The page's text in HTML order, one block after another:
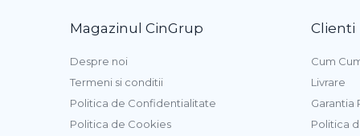
Umplutura Cozonac
Pasta de Zahar, Icing
Icing Rainbow Irca
Magazinul CinGrup
Despre noi
Termeni si conditii
Politica de Confidentialitate
Politica de Cookies
Clienti
Cum
Livrare
Garantia
Politica